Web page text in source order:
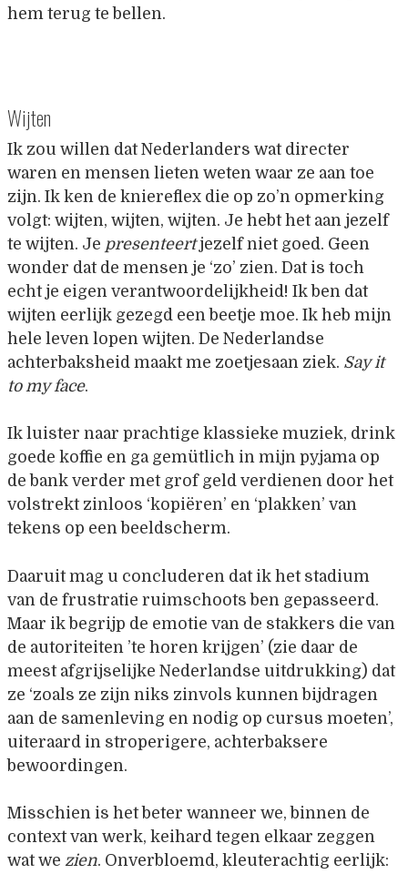
hem terug te bellen.
Wijten
Ik zou willen dat Nederlanders wat directer
waren en mensen lieten weten waar ze aan toe
zijn. Ik ken de kniereflex die op zo’n opmerking
volgt: wijten, wijten, wijten. Je hebt het aan jezelf
te wijten. Je presenteertjezelf niet goed. Geen
wonder dat de mensen je ‘zo’ zien. Dat is toch
echt je eigen verantwoordelijkheid! Ik ben dat
wijten eerlijk gezegd een beetje moe. Ik heb mijn
hele leven lopen wijten. De Nederlandse
achterbaksheid maakt me zoetjesaan ziek. Say it
to my face.
Ik luister naar prachtige klassieke muziek, drink
goede koffie en ga gemütlich in mijn pyjama op
de bank verder met grof geld verdienen door het
volstrekt zinloos ‘kopiëren’ en ‘plakken’ van
tekens op een beeldscherm.
Daaruit mag u concluderen dat ik het stadium
van de frustratie ruimschoots ben gepasseerd.
Maar ik begrijp de emotie van de stakkers die van
de autoriteiten ’te horen krijgen’ (zie daar de
meest afgrijselijke Nederlandse uitdrukking) dat
ze ‘zoals ze zijn niks zinvols kunnen bijdragen
aan de samenleving en nodig op cursus moeten’,
uiteraard in stroperigere, achterbaksere
bewoordingen.
Misschien is het beter wanneer we, binnen de
context van werk, keihard tegen elkaar zeggen
wat we zien. Onverbloemd, kleuterachtig eerlijk: